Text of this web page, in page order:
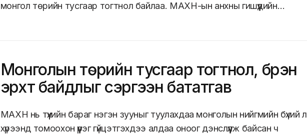
монгол төрийн тусгаар тогтнол байлаа. МАХН-ын анхны гишүүдийн…
Монголын төрийн тусгаар тогтнол, бүрэн
эрхт байдлыг сэргээн бататгав
МАХН нь түүхийн бараг нэгэн зууныг туулахдаа монголын нийгмийн бүхий л
хүрээнд томоохон үүрэг гүйцэтгэхдээ алдаа оноог дэнслүүлж байсан ч